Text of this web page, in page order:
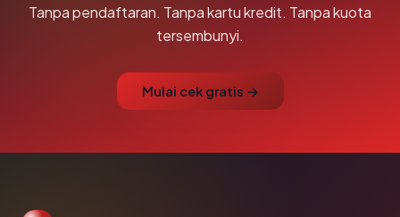
Tanpa pendaftaran. Tanpa kartu kredit. Tanpa kuota
tersembunyi.
Mulai cek gratis →